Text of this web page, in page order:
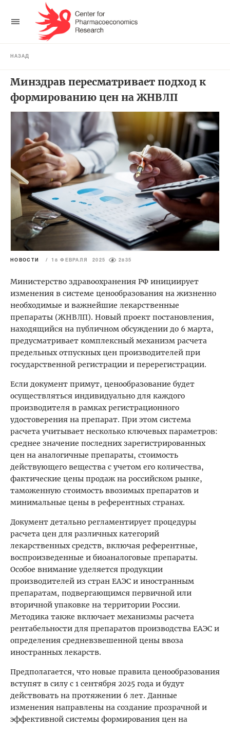
НАЗАД
Минздрав пересматривает подход к
формированию цен на ЖНВЛП
НОВОСТИ / 18 ФЕВРАЛЯ 2025 2835
Министерство здравоохранения РФ инициирует
изменения в системе ценообразования на жизненно
необходимые и важнейшие лекарственные
препараты (ЖНВЛП). Новый проект постановления,
находящийся на публичном обсуждении до 6 марта,
предусматривает комплексный механизм расчета
предельных отпускных цен производителей при
государственной регистрации и перерегистрации.
Если документ примут, ценообразование будет
осуществляться индивидуально для каждого
производителя в рамках регистрационного
удостоверения на препарат. При этом система
расчета учитывает несколько ключевых параметров:
среднее значение последних зарегистрированных
цен на аналогичные препараты, стоимость
действующего вещества с учетом его количества,
фактические цены продаж на российском рынке,
таможенную стоимость ввозимых препаратов и
минимальные цены в референтных странах.
Документ детально регламентирует процедуры
расчета цен для различных категорий
лекарственных средств, включая референтные,
воспроизведенные и биоаналоговые препараты.
Особое внимание уделяется продукции
производителей из стран ЕАЭС и иностранным
препаратам, подвергающимся первичной или
вторичной упаковке на территории России.
Методика также включает механизмы расчета
рентабельности для препаратов производства ЕАЭС и
определения средневзвешенной цены ввоза
иностранных лекарств.
Предполагается, что новые правила ценообразования
вступят в силу с 1 сентября 2025 года и будут
действовать на протяжении 6 лет. Данные
изменения направлены на создание прозрачной и
эффективной системы формирования цен на